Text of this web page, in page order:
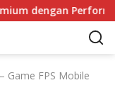
dengan Performa
Game FPS Mobile